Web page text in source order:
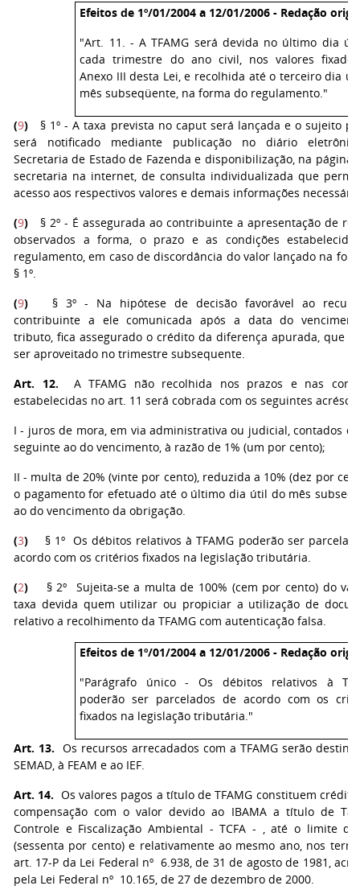
Efeitos de 1º/01/2004 a 12/01/2006 - Redação
"Art. 11. - A TFAMG será devida no último dia
cada trimestre do ano civil, nos valores
Anexo III desta Lei, e recolhida até o terceiro dia
mês subseqüente, na forma do regulamento."
(9) § 1º - A taxa prevista no caput será lançada e o sujeito
será notificado mediante publicação no diário
Secretaria de Estado de Fazenda e disponibilização, na página
secretaria na internet, de consulta individualizada que
acesso aos respectivos valores e demais informações
(9) § 2º - É assegurada ao contribuinte a apresentação de
observados a forma, o prazo e as condições
regulamento, em caso de discordância do valor lançado na
§ 1º.
(9) § 3º - Na hipótese de decisão favorável ao
contribuinte a ele comunicada após a data do
tributo, fica assegurado o crédito da diferença apurada, que
ser aproveitado no trimestre subsequente.
Art. 12. A TFAMG não recolhida nos prazos e nas
estabelecidas no art. 11 será cobrada com os seguintes
I - juros de mora, em via administrativa ou judicial, contados
seguinte ao do vencimento, à razão de 1% (um por cento);
II - multa de 20% (vinte por cento), reduzida a 10% (dez por
o pagamento for efetuado até o último dia útil do mês
ao do vencimento da obrigação.
(3) § 1º Os débitos relativos à TFAMG poderão ser
acordo com os critérios fixados na legislação tributária.
(2) § 2º Sujeita-se a multa de 100% (cem por cento) do
taxa devida quem utilizar ou propiciar a utilização de
relativo a recolhimento da TFAMG com autenticação falsa.
Efeitos de 1º/01/2004 a 12/01/2006 - Redação
"Parágrafo único - Os débitos relativos à
poderão ser parcelados de acordo com os
fixados na legislação tributária."
Art. 13. Os recursos arrecadados com a TFAMG serão
SEMAD, à FEAM e ao IEF.
Art. 14. Os valores pagos a título de TFAMG constituem
compensação com o valor devido ao IBAMA a título de
Controle e Fiscalização Ambiental - TCFA - , até o limite de
(sessenta por cento) e relativamente ao mesmo ano, nos
art. 17-P da Lei Federal nº 6.938, de 31 de agosto de 1981,
pela Lei Federal nº 10.165, de 27 de dezembro de 2000.